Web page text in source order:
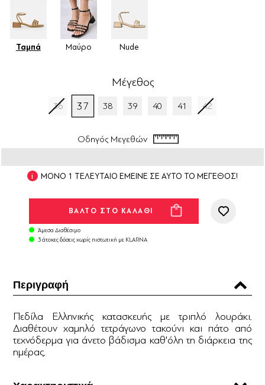
Ταμπά Μαύρο Nude
Μέγεθος
36 37 38 39 40 41 42
Οδηγός Μεγεθών
ΜΟΝΟ 1 ΤΕΛΕΥΤΑΙΟ ΕΜΕΙΝΕ ΣΕ ΑΥΤΟ ΤΟ ΜΕΓΕΘΟΣ!
Άμεσα Διαθέσιμο
3 άτοκες δόσεις χωρίς πιστωτική με KLARNA
Περιγραφή
Πεδίλα Ελληνικής κατασκευής με τριπλό λουράκι.
Διαθέτουν χαμηλό τετράγωνο τακούνι και πάτο από
τεχνόδερμα για άνετο βάδισμα καθ'όλη τη διάρκεια της
ημέρας.